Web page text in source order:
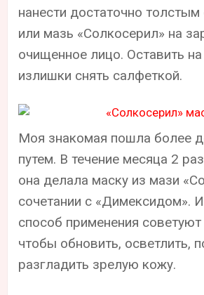
нанести достаточно
или мазь «Солкосерил» на
очищенное лицо. Оставить
излишки снять салфеткой.
Моя знакомая пошла более
путем. В течение месяца 2
она делала маску из мази
сочетании с «Димексидом».
способ применения
чтобы обновить, осветлить,
разгладить зрелую кожу.